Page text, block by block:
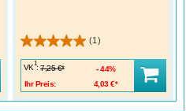
(1)
VK
1
: 7,25 €*
Ihr Preis:
4,03 €*
44%